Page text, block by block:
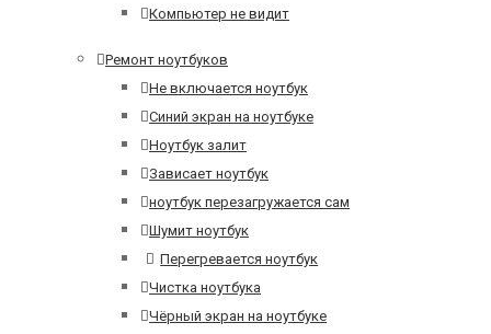
Компьютер не видит
Ремонт ноутбуков
Не включается ноутбук
Синий экран на ноутбуке
Ноутбук залит
Зависает ноутбук
ноутбук перезагружается сам
Шумит ноутбук
Перегревается ноутбук
Чистка ноутбука
Чёрный экран на ноутбуке